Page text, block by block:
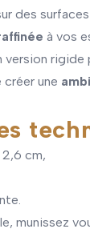
des
à vos
version
une
2,6 cm,
munissez